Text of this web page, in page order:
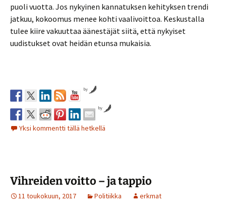
puoli vuotta. Jos nykyinen kannatuksen kehityksen trendi
jatkuu, kokoomus menee kohti vaalivoittoa. Keskustalla
tulee kiire vakuuttaa äänestäjät siitä, että nykyiset
uudistukset ovat heidän etunsa mukaisia.
by
by
Yksi kommentti tällä hetkellä
Vihreiden voitto – ja tappio
11 toukokuun, 2017 Politiikka erkmat